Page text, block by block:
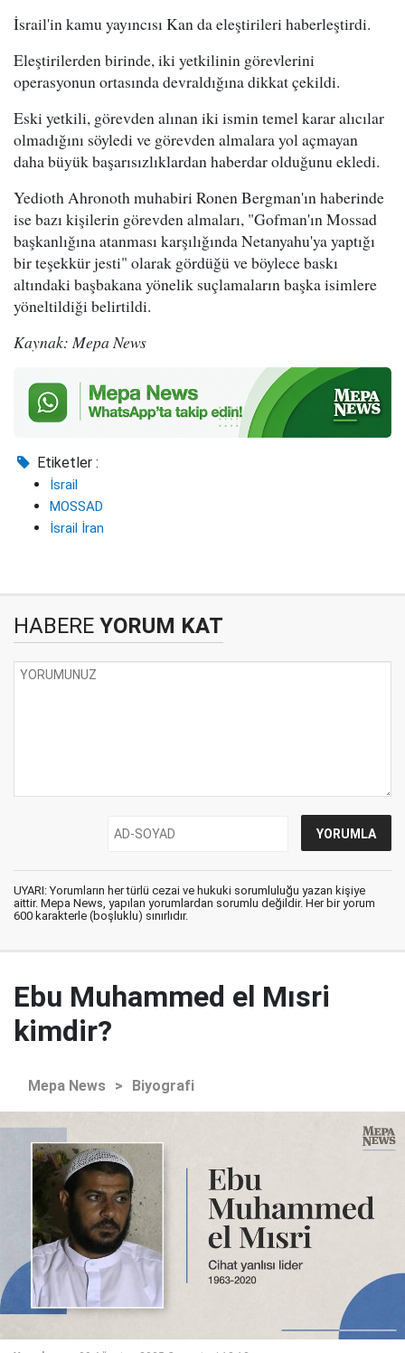
İsrail'in kamu yayıncısı Kan da eleştirileri haberleştirdi.
Eleştirilerden birinde, iki yetkilinin görevlerini
operasyonun ortasında devraldığına dikkat çekildi.
Eski yetkili, görevden alınan iki ismin temel karar alıcılar
olmadığını söyledi ve görevden almalara yol açmayan
daha büyük başarısızlıklardan haberdar olduğunu ekledi.
Yedioth Ahronoth muhabiri Ronen Bergman'ın haberinde
ise bazı kişilerin görevden almaları, "Gofman'ın Mossad
başkanlığına atanması karşılığında Netanyahu'ya yaptığı
bir teşekkür jesti" olarak gördüğü ve böylece baskı
altındaki başbakana yönelik suçlamaların başka isimlere
yöneltildiği belirtildi.
Kaynak: Mepa News
Etiketler :
İsrail
MOSSAD
İsrail İran
HABERE YORUM KAT
UYARI: Yorumların her türlü cezai ve hukuki sorumluluğu yazan kişiye
aittir. Mepa News, yapılan yorumlardan sorumlu değildir. Her bir yorum
600 karakterle (boşluklu) sınırlıdır.
Ebu Muhammed el Mısri
kimdir?
Mepa News > Biyografi